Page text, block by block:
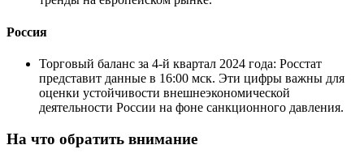
Россия
Торговый баланс за 4-й квартал 2024 года: Росстат
представит данные в 16:00 мск. Эти цифры важны для
оценки устойчивости внешнеэкономической
деятельности России на фоне санкционного давления.
На что обратить внимание